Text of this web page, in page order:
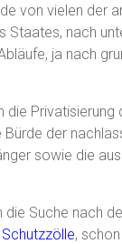
von vielen der
Staates, nach
ja nach
Privatisierung
der
sowie die
Suche nach
Schutzzölle,